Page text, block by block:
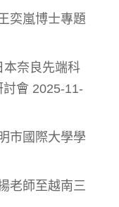
奕嵐博士專題
本奈良先端科
討會 2025-11-
市國際大學學
老師至越南三